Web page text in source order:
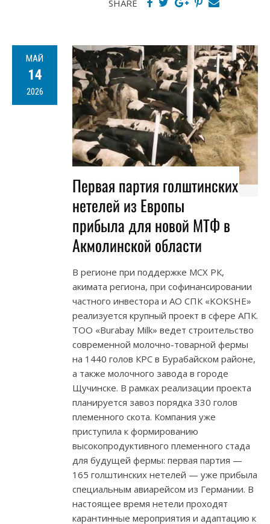
SHARE
МАЙ
14
2026
Первая партия голштинских
нетелей из Европы
прибыла для новой МТФ в
Акмолинской области
В регионе при поддержке МСХ РК,
акимата региона, при софинансировании
частного инвестора и АО СПК «KOKSHE»
реализуется крупный проект в сфере АПК.
ТОО «Burabay Milk» ведет строительство
современной молочно-товарной фермы
на 1440 голов КРС в Бурабайском районе,
а также молочного завода в городе
Щучинске. В рамках реализации проекта
планируется завоз порядка 330 голов
племенного скота. Компания уже
приступила к формированию
высокопродуктивного племенного стада
для будущей фермы: первая партия —
165 голштинских нетелей — уже прибыла
специальным авиарейсом из Германии. В
настоящее время нетели проходят
карантинные мероприятия и адаптацию к